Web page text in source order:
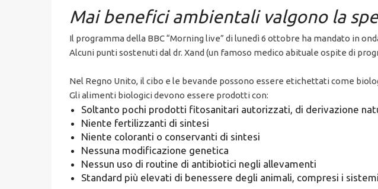
Mai benefici ambientali valgono la
Il programma della BBC “Morning live” di lunedì 6 ottobre ha mandato in
Alcuni punti sostenuti dal dr. Xand (un famoso medico abituale ospite di
Nel Regno Unito, il cibo e le bevande possono essere etichettati come
Gli alimenti biologici devono essere prodotti con:
Soltanto pochi prodotti fitosanitari autorizzati, di derivazione
Niente fertilizzanti di sintesi
Niente coloranti o conservanti di sintesi
Nessuna modificazione genetica
Nessun uso di routine di antibiotici negli allevamenti
Standard più elevati di benessere degli animali, compresi i